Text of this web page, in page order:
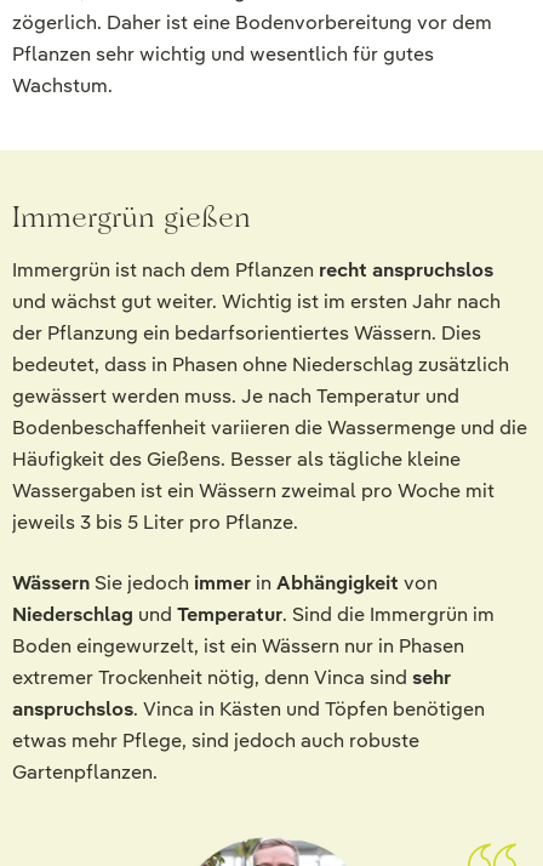
zögerlich. Daher ist eine Bodenvorbereitung vor dem
Pflanzen sehr wichtig und wesentlich für gutes
Wachstum.
Immergrün gießen
Immergrün ist nach dem Pflanzen recht anspruchslos
und wächst gut weiter. Wichtig ist im ersten Jahr nach
der Pflanzung ein bedarfsorientiertes Wässern. Dies
bedeutet, dass in Phasen ohne Niederschlag zusätzlich
gewässert werden muss. Je nach Temperatur und
Bodenbeschaffenheit variieren die Wassermenge und die
Häufigkeit des Gießens. Besser als tägliche kleine
Wassergaben ist ein Wässern zweimal pro Woche mit
jeweils 3 bis 5 Liter pro Pflanze.
Wässern Sie jedoch immer in Abhängigkeit von
Niederschlag und Temperatur. Sind die Immergrün im
Boden eingewurzelt, ist ein Wässern nur in Phasen
extremer Trockenheit nötig, denn Vinca sind sehr
anspruchslos. Vinca in Kästen und Töpfen benötigen
etwas mehr Pflege, sind jedoch auch robuste
Gartenpflanzen.